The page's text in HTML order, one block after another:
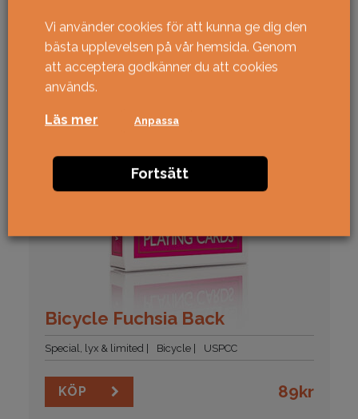
Bicycle Fuchsia Back
Special, lyx & limited Bicycle USPCC
KÖP 89kr
Vi använder cookies för att kunna ge dig den
bästa upplevelsen på vår hemsida. Genom
att acceptera godkänner du att cookies
används.
Läs mer Anpassa
Fortsätt